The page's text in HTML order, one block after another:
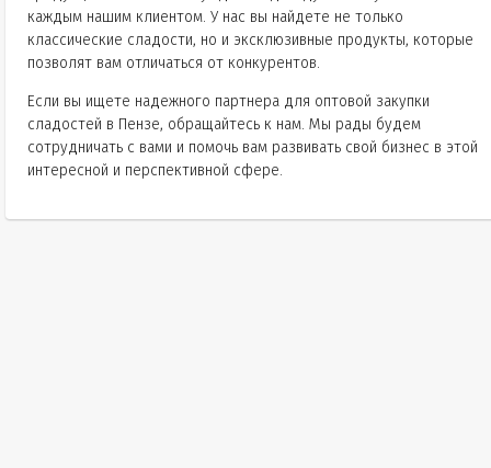
каждым нашим клиентом. У нас вы найдете не только
классические сладости, но и эксклюзивные продукты, которые
позволят вам отличаться от конкурентов.
Если вы ищете надежного партнера для оптовой закупки
сладостей в Пензе, обращайтесь к нам. Мы рады будем
сотрудничать с вами и помочь вам развивать свой бизнес в этой
интересной и перспективной сфере.